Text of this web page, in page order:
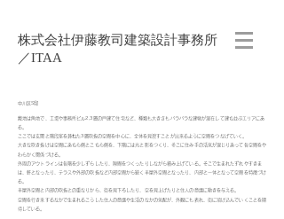
株式会社伊藤教司建築設計事務所
／ITAA
中川区S邸
敷地は角地で、工場や事務所ビル2,3層の戸建て住宅など、種類も大きさもバラバラな建物が混在して建ち並ぶエリアにあ
る。
ここでは玄関と階段室を兼ねた3層吹抜の空間を中心に、全体を見渡すことが出来るように空間をつなげていく。
大きな吹き抜けは空間にあちら側とこちら側を、下階には光と影をつくり、そこに住み手の活気が混じりあって各空間をや
わらかく関係づける。
外周のアウトラインは各階を少しずらしたり、隙間をつくったりしながら積み上げている。そこで生まれたずれやすきま
は、軒となったり、テラスや外部の吹抜など内部空間から続く半屋外空間となったり、内部と一体となって空間を特徴づけ
る。
半屋外空間と内部の吹抜との重なりから、街を見下ろしたり、空を見上げたりと住人の意識に動きを与える。
空間を行き来するなかで生まれるこうした住人の意識や生活のなかの気配が、外観にも表れ、街に溶け込んでいくことを期
待している。